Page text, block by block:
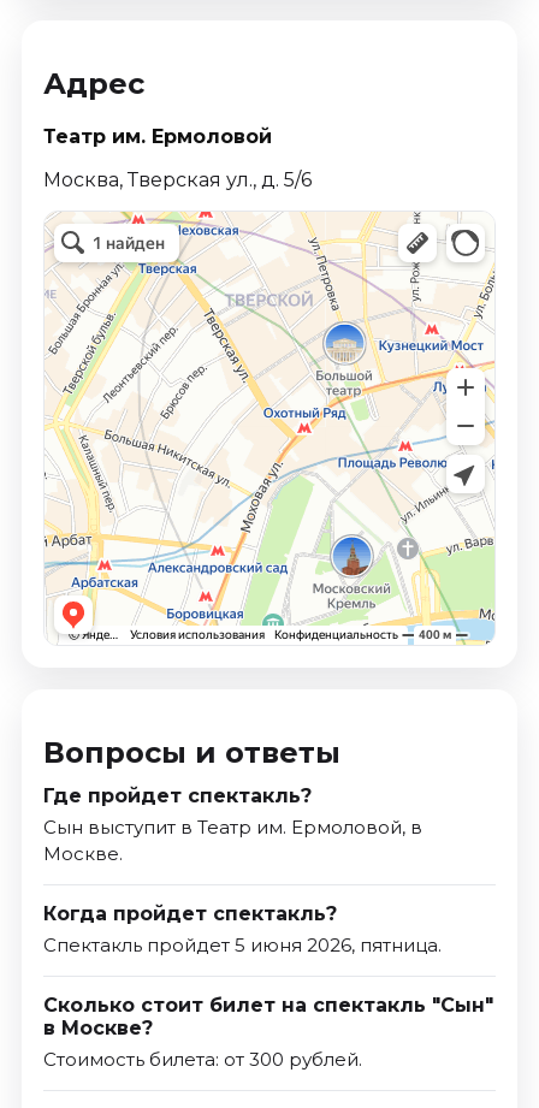
Адрес
Театр им. Ермоловой
Москва, Тверская ул., д. 5/6
Вопросы и ответы
Где пройдет спектакль?
Сын выступит в Театр им. Ермоловой, в
Москве.
Когда пройдет спектакль?
Спектакль пройдет 5 июня 2026, пятница.
Сколько стоит билет на спектакль "Сын"
в Москве?
Стоимость билета: от 300 рублей.